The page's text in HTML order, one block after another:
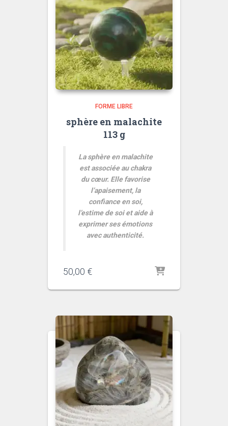
FORME LIBRE
sphère en malachite
113 g
La sphère en malachite
est associée au chakra
du cœur. Elle favorise
l’apaisement, la
confiance en soi,
l’estime de soi et aide à
exprimer ses émotions
avec authenticité.
50,00 €